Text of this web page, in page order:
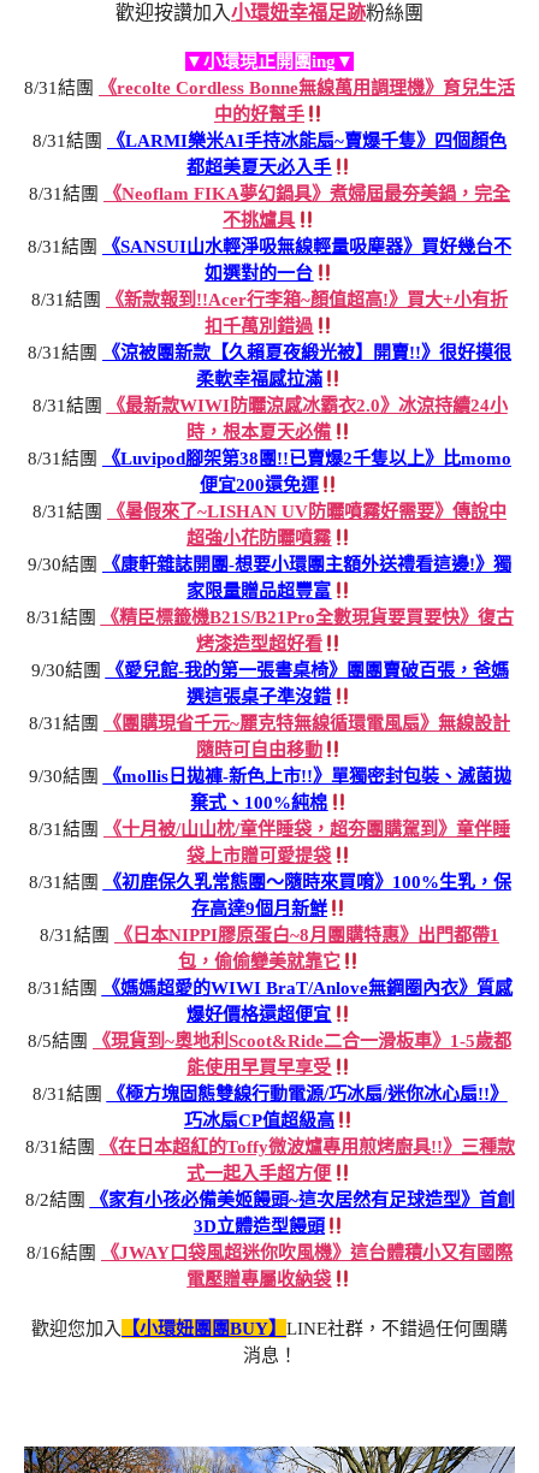
歡迎按讚加入小環妞幸福足跡粉絲團
▼小環現正開團ing▼
8/31結團
《recolte Cordless Bonne無線萬用調理機》育兒生活
中的好幫手
8/31結團
《LARMI樂米AI手持冰能扇~賣爆千隻》四個顏色
都超美夏天必入手
8/31結團
《Neoflam FIKA夢幻鍋具》煮婦屆最夯美鍋，完全
不挑爐具
8/31結團
《SANSUI山水輕淨吸無線輕量吸塵器》買好幾台不
如選對的一台
8/31結團
《新款報到!!Acer行李箱~顏值超高!》買大+小有折
扣千萬別錯過
8/31結團
《涼被團新款【久賴夏夜緞光被】開賣!!》很好摸很
柔軟幸福感拉滿
8/31結團
《最新款WIWI防曬涼感冰霸衣2.0》冰涼持續24小
時，根本夏天必備
8/31結團
《Luvipod腳架第38團!!已賣爆2千隻以上》比momo
便宜200還免運
8/31結團
《暑假來了~LISHAN UV防曬噴霧好需要》傳說中
超強小花防曬噴霧
9/30結團
《康軒雜誌開團-想要小環團主額外送禮看這邊!》獨
家限量贈品超豐富
8/31結團
《精臣標籤機B21S/B21Pro全數現貨要買要快》復古
烤漆造型超好看
9/30結團
《愛兒館-我的第一張書桌椅》團團賣破百張，爸媽
選這張桌子準沒錯
8/31結團
《團購現省千元~麗克特無線循環電風扇》無線設計
隨時可自由移動
9/30結團
《mollis日拋褲-新色上市!!》單獨密封包裝、滅菌拋
棄式、100%純棉
8/31結團
《十月被/山山枕/童伴睡袋，超夯團購駕到》童伴睡
袋上市贈可愛提袋
8/31結團
《初鹿保久乳常態團～隨時來買唷》100%生乳，保
存高達9個月新鮮
8/31結團
《日本NIPPI膠原蛋白~8月團購特惠》出門都帶1
包，偷偷變美就靠它
8/31結團
《媽媽超愛的WIWI BraT/Anlove無鋼圈內衣》質感
爆好價格還超便宜
8/5結團
《現貨到~奧地利Scoot&Ride二合一滑板車》1-5歲都
能使用早買早享受
8/31結團
《極方塊固態雙線行動電源/巧冰扇/迷你冰心扇!!》
巧冰扇CP值超級高
8/31結團
《在日本超紅的Toffy微波爐專用煎烤廚具!!》三種款
式一起入手超方便
8/2結團
《家有小孩必備美姬饅頭~這次居然有足球造型》首創
3D立體造型饅頭
8/16結團
《JWAY口袋風超迷你吹風機》這台體積小又有國際
電壓贈專屬收納袋
歡迎您加入 【小環妞團團BUY】 LINE社群，不錯過任何團購
消息！